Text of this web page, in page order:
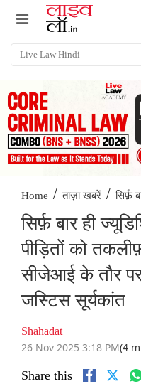
Home / ताज़ा खबरें / सिर्फ़
सिर्फ़ बार ही
पीड़ितों को
सीजेआई के तौर
जस्टिस सूर्यकांत
Shahadat
26 Nov 2025 3:18 PM(4
Share this